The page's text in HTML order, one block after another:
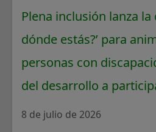
Plena inclusión lanza la
dónde estás?’ para
personas con
del desarrollo a
8 de julio de 2026